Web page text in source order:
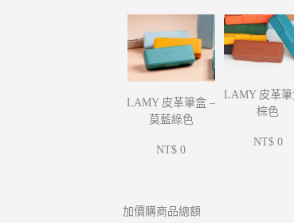
LAMY 皮革筆盒 –
莫藍綠色
NT$ 0
LAMY 皮革筆
棕色
NT$ 0
加價購商品總額